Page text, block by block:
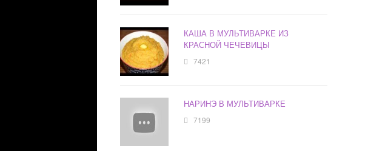
КАША В МУЛЬТИВАРКЕ ИЗ
КРАСНОЙ ЧЕЧЕВИЦЫ
7421
НАРИНЭ В МУЛЬТИВАРКЕ
7199